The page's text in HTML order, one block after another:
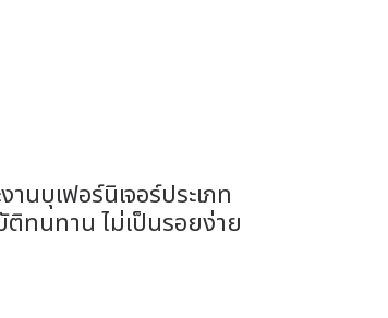
นบุเฟอร์นิเจอร์ประเภท
ทนทาน ไม่เป็นรอยง่าย